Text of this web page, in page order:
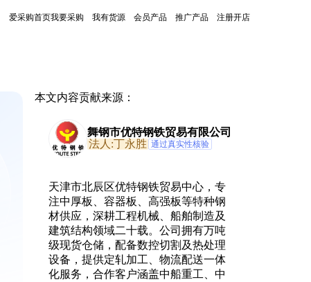
爱采购首页我要采购 我有货源 会员产品 推广产品 注册开店
本文内容贡献来源：
舞钢市优特钢铁贸易有限公司
法人:丁永胜 通过真实性核验
天津市北辰区优特钢铁贸易中心，专
注中厚板、容器板、高强板等特种钢
材供应，深耕工程机械、船舶制造及
建筑结构领域二十载。公司拥有万吨
级现货仓储，配备数控切割及热处理
设备，提供定轧加工、物流配送一体
化服务，合作客户涵盖中船重工、中